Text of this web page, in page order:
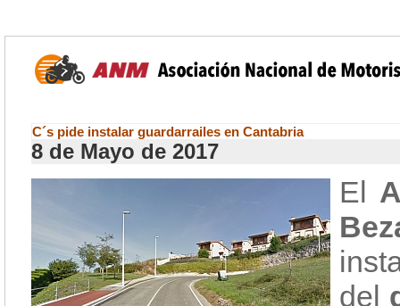
C´s pide instalar guardarrailes en Cantabria
8 de Mayo de 2017
El
del